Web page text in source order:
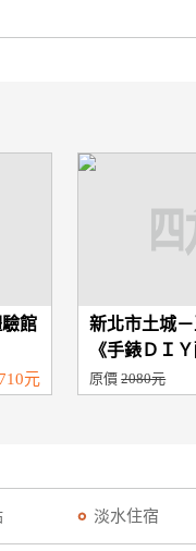
館
元
新北市土城
《手錶ＤＩ
原價2080元
淡水住宿